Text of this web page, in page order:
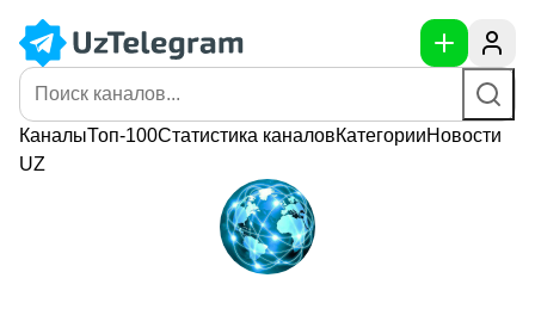
КаналыТоп-100Статистика каналовКатегорииНовости
UZ